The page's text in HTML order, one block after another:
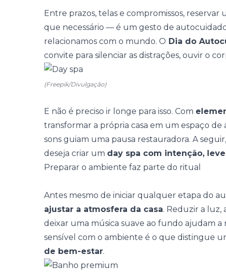
Entre prazos, telas e compromissos, reservar
que necessário — é um gesto de
relacionamos com o mundo. O Dia do
convite para silenciar as distrações, ouvir o
(Freepik/Divulgação)
E não é preciso ir longe para isso. Com
transformar a própria casa em um espaço de
sons guiam uma pausa restauradora. A
deseja criar um day spa com intenção,
Preparar o ambiente faz parte do ritual
Antes mesmo de iniciar qualquer etapa do
ajustar a atmosfera da casa. Reduzir a luz,
deixar uma música suave ao fundo ajudam a
sensível com o ambiente é o que distingue
de bem-estar.